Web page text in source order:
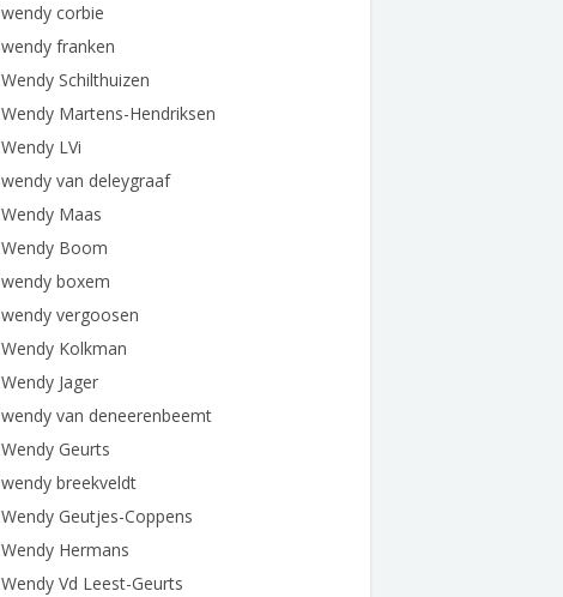
wendy corbie
wendy franken
Wendy Schilthuizen
Wendy Martens-Hendriksen
Wendy LVi
wendy van deleygraaf
Wendy Maas
Wendy Boom
wendy boxem
wendy vergoosen
Wendy Kolkman
Wendy Jager
wendy van deneerenbeemt
Wendy Geurts
wendy breekveldt
Wendy Geutjes-Coppens
Wendy Hermans
Wendy Vd Leest-Geurts